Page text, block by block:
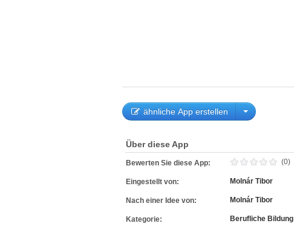
ähnliche App erstellen
Über diese App
Bewerten Sie diese App: (0)
Eingestellt von: Molnár Tibor
Nach einer Idee von: Molnár Tibor
Kategorie: Berufliche Bildung